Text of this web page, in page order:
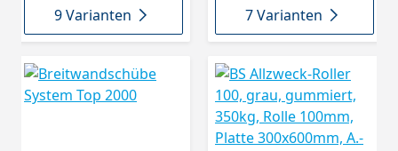
9 Varianten 7 Varianten